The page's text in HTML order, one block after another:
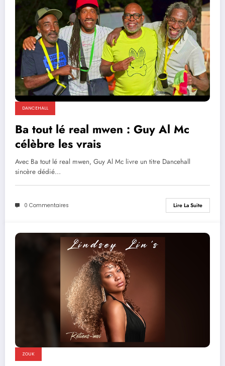
DANCEHALL
Ba tout lé real mwen : Guy Al Mc
célèbre les vrais
Avec Ba tout lé real mwen, Guy Al Mc livre un titre Dancehall
sincère dédié…
0 Commentaires Lire La Suite
ZOUK